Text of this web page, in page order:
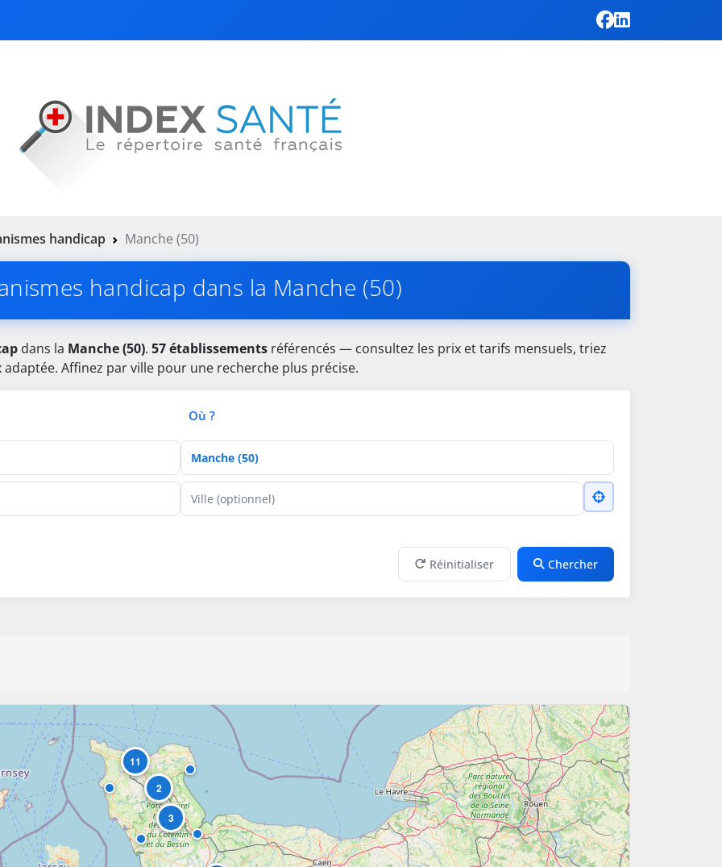
handicap Manche (50)
handicap dans la Manche (50)
dans la Manche (50). 57 établissements référencés — consultez les prix et tarifs mensuels, triez
Affinez par ville pour une recherche plus précise.
Où ?
Département
Ville
Réinitialiser Chercher
11
3
2